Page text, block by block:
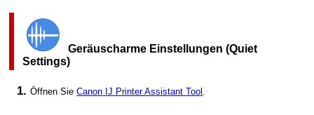
Geräuscharme Einstellungen (Quiet
Settings)
Öffnen SieCanon IJ Printer Assistant Tool .